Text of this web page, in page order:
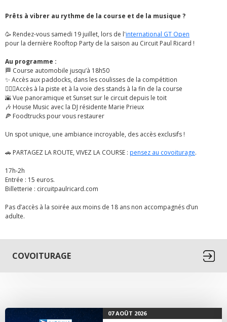
Prêts à vibrer au rythme de la course et de la musique ?
🥳 Rendez-vous samedi 19 juillet, lors de l'international GT Open
pour la dernière Rooftop Party de la saison au Circuit Paul Ricard !
Au programme :
🏁 Course automobile jusqu’à 18h50
✨ Accès aux paddocks, dans les coulisses de la compétition
🚶🏽‍♂️Accès à la piste et à la voie des stands à la fin de la course
🌇 Vue panoramique et Sunset sur le circuit depuis le toit
🎶 House Music avec la DJ résidente Marie Prieux
🍕 Foodtrucks pour vous restaurer
Un spot unique, une ambiance incroyable, des accès exclusifs !
🚗 PARTAGEZ LA ROUTE, VIVEZ LA COURSE : pensez au covoiturage.
17h-2h
Entrée : 15 euros.
Billetterie : circuitpaulricard.com
Pas d’accès à la soirée aux moins de 18 ans non accompagnés d’un
adulte.
COVOITURAGE
07 AOÛT 2026